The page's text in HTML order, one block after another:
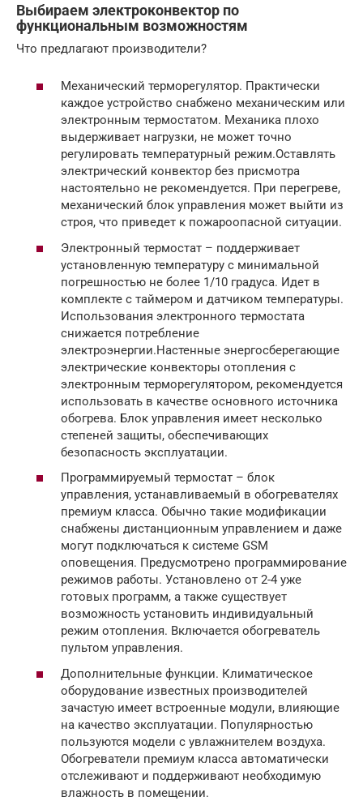
Выбираем электроконвектор по
функциональным возможностям
Что предлагают производители?
Механический терморегулятор. Практически
каждое устройство снабжено механическим или
электронным термостатом. Механика плохо
выдерживает нагрузки, не может точно
регулировать температурный режим.Оставлять
электрический конвектор без присмотра
настоятельно не рекомендуется. При перегреве,
механический блок управления может выйти из
строя, что приведет к пожароопасной ситуации.
Электронный термостат – поддерживает
установленную температуру с минимальной
погрешностью не более 1/10 градуса. Идет в
комплекте с таймером и датчиком температуры.
Использования электронного термостата
снижается потребление
электроэнергии.Настенные энергосберегающие
электрические конвекторы отопления с
электронным терморегулятором, рекомендуется
использовать в качестве основного источника
обогрева. Блок управления имеет несколько
степеней защиты, обеспечивающих
безопасность эксплуатации.
Программируемый термостат – блок
управления, устанавливаемый в обогревателях
премиум класса. Обычно такие модификации
снабжены дистанционным управлением и даже
могут подключаться к системе GSM
оповещения. Предусмотрено программирование
режимов работы. Установлено от 2-4 уже
готовых программ, а также существует
возможность установить индивидуальный
режим отопления. Включается обогреватель
пультом управления.
Дополнительные функции. Климатическое
оборудование известных производителей
зачастую имеет встроенные модули, влияющие
на качество эксплуатации. Популярностью
пользуются модели с увлажнителем воздуха.
Обогреватели премиум класса автоматически
отслеживают и поддерживают необходимую
влажность в помещении.